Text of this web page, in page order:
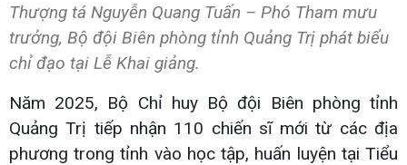
Thượng tá Nguyễn Quang Tuấn – Phó Tham mưu
trưởng, Bộ đội Biên phòng tỉnh Quảng Trị phát biểu
chỉ đạo tại Lễ Khai giảng.
Năm 2025, Bộ Chỉ huy Bộ đội Biên phòng tỉnh
Quảng Trị tiếp nhận 110 chiến sĩ mới từ các địa
phương trong tỉnh vào học tập, huấn luyện tại Tiểu